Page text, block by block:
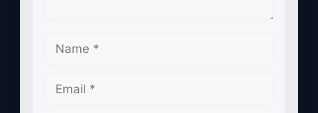
Name
Email